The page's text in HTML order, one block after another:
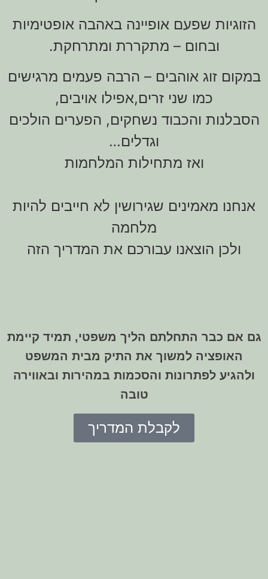
הזוגיות שפעם אופיינה באהבה אופטימיות
ובחום – מתקררת ומתרחקת.
במקום זוג אוהבים – הרבה פעמים מרגישים
כמו שני זרים,אפילו אויבים,
הסבלנות והכבוד נשחקים, הפערים הולכים
וגדלים…
ואז מתחילות המלחמות
אנחנו מאמינים שגירושין לא חייבים להיות
מלחמה
ולכן הוצאנו עבורכם את המדריך הזה
גם אם כבר התחלתם הליך משפטי, תמיד קיימת
האופציה למשוך את התיק מבית המשפט
ולהגיע לפתרונות והסכמות במהירות ובאווירה
טובה
לקבלת המדריך